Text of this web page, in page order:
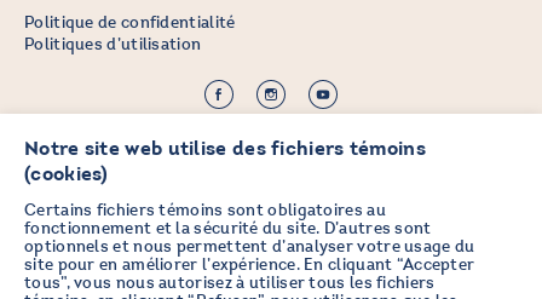
Crédit :Zen Branding, Design & Com.
Politique de confidentialité
Politiques d’utilisation
PRENEZ DES NOUVELLES EN
VOUS ABONNANT À L’INFOLETTRE
Notre site web utilise des fichiers témoins
(cookies)
Certains fichiers témoins sont obligatoires au
fonctionnement et la sécurité du site. D’autres sont
optionnels et nous permettent d’analyser votre usage du
site pour en améliorer l’expérience. En cliquant “Accepter
tous”, vous nous autorisez à utiliser tous les fichiers